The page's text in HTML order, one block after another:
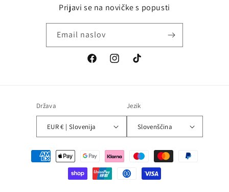
Prijavi se na novičke s popusti
Email naslov
Država
EUR € | Slovenija
Jezik
Slovenščina
Načini
plačila